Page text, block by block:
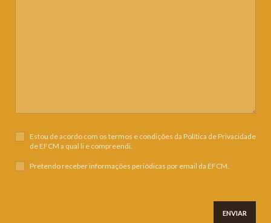
Estou de acordo com os termos e condições da Política de Privacidade
de EFCM a qual li e compreendi.
Pretendo receber informações periódicas por email da EFCM.
ENVIAR